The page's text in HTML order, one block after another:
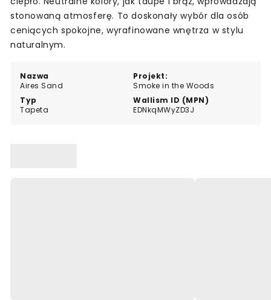
Nazwa
Aires Sand
Projekt:
Smoke in the Woods
Typ
Tapeta
Wallism ID (MPN)
EDNkqMWyZD3J
stonowaną atmosferę. To doskonały wybór dla osób
ceniących spokojne, wyrafinowane wnętrza w stylu
naturalnym.